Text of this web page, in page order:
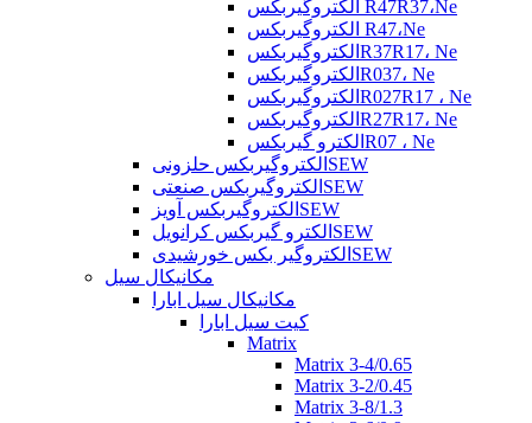
الکتروگیربکس R47R37،Ne
الکتروگیربکس R47،Ne
الکتروگیربکسR37R17، Ne
الکتروگیربکسR037، Ne
الکتروگیربکسR027R17 ، Ne
الکتروگیربکسR27R17، Ne
الکترو گیربکسR07 ، Ne
الکتروگیربکس حلزونیSEW
الکتروگیربکس صنعتیSEW
الکتروگیربکس آویزSEW
الکترو گیربکس کرانویلSEW
الکتروگیر بکس خورشیدیSEW
مکانیکال سیل
مکانیکال سیل ابارا
کیت سیل ابارا
Matrix
Matrix 3-4/0.65
Matrix 3-2/0.45
Matrix 3-8/1.3